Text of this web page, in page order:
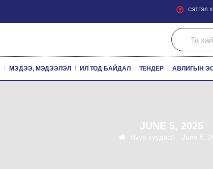
СЭТГЭЛ
МЭДЭЭ, МЭДЭЭЛЭЛ ИЛ ТОД БАЙДАЛ ТЕНДЕР АВЛИГЫН
JUNE 5, 2025
Нүүр хуудас June 5,